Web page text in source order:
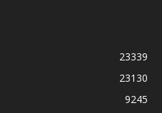
23339
23130
9245